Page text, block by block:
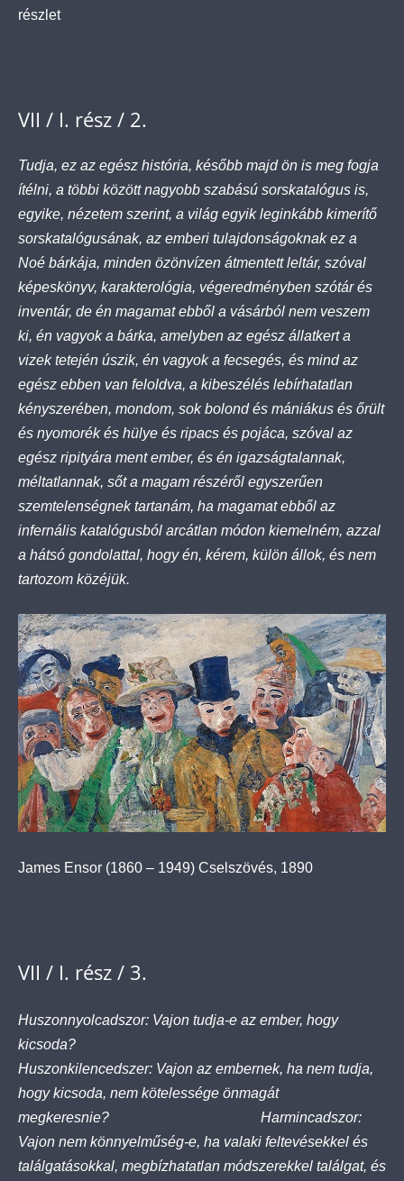
részlet
VII / I. rész / 2.
Tudja, ez az egész história, később majd ön is meg fogja
ítélni, a többi között nagyobb szabású sorskatalógus is,
egyike, nézetem szerint, a világ egyik leginkább kimerítő
sorskatalógusának, az emberi tulajdonságoknak ez a
Noé bárkája, minden özönvízen átmentett leltár, szóval
képeskönyv, karakterológia, végeredményben szótár és
inventár, de én magamat ebből a vásárból nem veszem
ki, én vagyok a bárka, amelyben az egész állatkert a
vizek tetején úszik, én vagyok a fecsegés, és mind az
egész ebben van feloldva, a kibeszélés lebírhatatlan
kényszerében, mondom, sok bolond és mániákus és őrült
és nyomorék és hülye és ripacs és pojáca, szóval az
egész ripityára ment ember, és én igazságtalannak,
méltatlannak, sőt a magam részéről egyszerűen
szemtelenségnek tartanám, ha magamat ebből az
infernális katalógusból arcátlan módon kiemelném, azzal
a hátsó gondolattal, hogy én, kérem, külön állok, és nem
tartozom közéjük.
James Ensor (1860 – 1949) Cselszövés, 1890
VII / I. rész / 3.
Huszonnyolcadszor: Vajon tudja-e az ember, hogy
kicsoda?
Huszonkilencedszer: Vajon az embernek, ha nem tudja,
hogy kicsoda, nem kötelessége önmagát
megkeresnie? Harmincadszor:
Vajon nem könnyelműség-e, ha valaki feltevésekkel és
találgatásokkal, megbízhatatlan módszerekkel találgat, és